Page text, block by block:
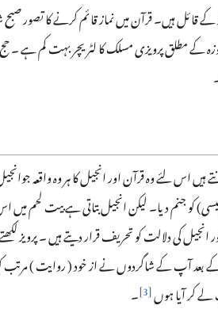
قائل ہیں۔ قرآن میں نماز قائم کرنے کا تصور
روزہ کے مطلق پرویزی مسلک کا لٹریچر بہت کم ہے
اس لئے وہ قرآن اور انجیل کا ہر وہ واقعہ
جنم دیا۔ لیکن انجیل بتاتی ہے بیت لحم میں
کی دلالت کو تحریف قرار دیتے ہیں ۔ پرویز
بعد آپ کے شاگردوں نے از خود ( روایت ) مرتب
کر آیا ہوں[
3
]۔